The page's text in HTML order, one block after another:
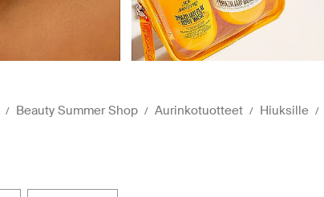
Beauty Summer Shop Aurinkotuotteet Hiuksille